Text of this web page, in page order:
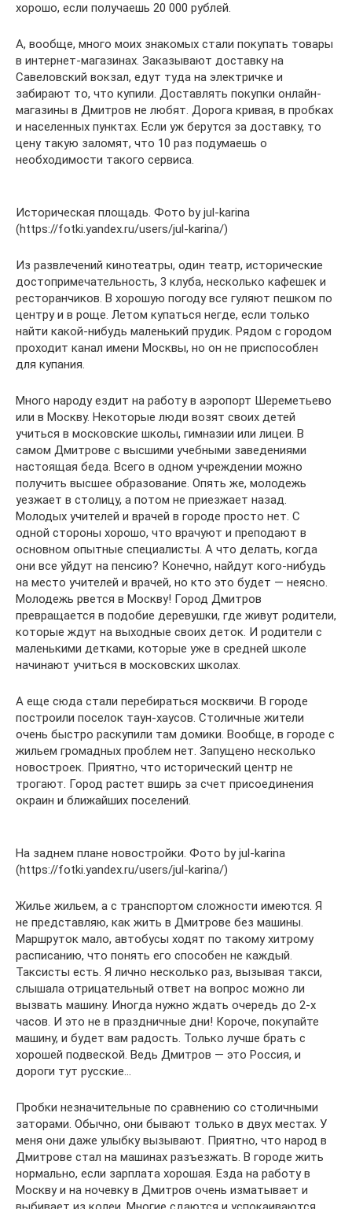
хорошо, если получаешь 20 000 рублей.
А, вообще, много моих знакомых стали покупать товары
в интернет-магазинах. Заказывают доставку на
Савеловский вокзал, едут туда на электричке и
забирают то, что купили. Доставлять покупки онлайн-
магазины в Дмитров не любят. Дорога кривая, в пробках
и населенных пунктах. Если уж берутся за доставку, то
цену такую заломят, что 10 раз подумаешь о
необходимости такого сервиса.
Историческая площадь. Фото by jul-karina
(https://fotki.yandex.ru/users/jul-karina/)
Из развлечений кинотеатры, один театр, исторические
достопримечательность, 3 клуба, несколько кафешек и
ресторанчиков. В хорошую погоду все гуляют пешком по
центру и в роще. Летом купаться негде, если только
найти какой-нибудь маленький прудик. Рядом с городом
проходит канал имени Москвы, но он не приспособлен
для купания.
Много народу ездит на работу в аэропорт Шереметьево
или в Москву. Некоторые люди возят своих детей
учиться в московские школы, гимназии или лицеи. В
самом Дмитрове с высшими учебными заведениями
настоящая беда. Всего в одном учреждении можно
получить высшее образование. Опять же, молодежь
уезжает в столицу, а потом не приезжает назад.
Молодых учителей и врачей в городе просто нет. С
одной стороны хорошо, что врачуют и преподают в
основном опытные специалисты. А что делать, когда
они все уйдут на пенсию? Конечно, найдут кого-нибудь
на место учителей и врачей, но кто это будет — неясно.
Молодежь рвется в Москву! Город Дмитров
превращается в подобие деревушки, где живут родители,
которые ждут на выходные своих деток. И родители с
маленькими детками, которые уже в средней школе
начинают учиться в московских школах.
А еще сюда стали перебираться москвичи. В городе
построили поселок таун-хаусов. Столичные жители
очень быстро раскупили там домики. Вообще, в городе с
жильем громадных проблем нет. Запущено несколько
новостроек. Приятно, что исторический центр не
трогают. Город растет вширь за счет присоединения
окраин и ближайших поселений.
На заднем плане новостройки. Фото by jul-karina
(https://fotki.yandex.ru/users/jul-karina/)
Жилье жильем, а с транспортом сложности имеются. Я
не представляю, как жить в Дмитрове без машины.
Маршруток мало, автобусы ходят по такому хитрому
расписанию, что понять его способен не каждый.
Таксисты есть. Я лично несколько раз, вызывая такси,
слышала отрицательный ответ на вопрос можно ли
вызвать машину. Иногда нужно ждать очередь до 2-х
часов. И это не в праздничные дни! Короче, покупайте
машину, и будет вам радость. Только лучше брать с
хорошей подвеской. Ведь Дмитров — это Россия, и
дороги тут русские…
Пробки незначительные по сравнению со столичными
заторами. Обычно, они бывают только в двух местах. У
меня они даже улыбку вызывают. Приятно, что народ в
Дмитрове стал на машинах разъезжать. В городе жить
нормально, если зарплата хорошая. Езда на работу в
Москву и на ночевку в Дмитров очень изматывает и